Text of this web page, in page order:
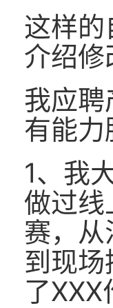
这样
介绍
我应
有能力
1、我
做过线
赛，
到现
了XXX